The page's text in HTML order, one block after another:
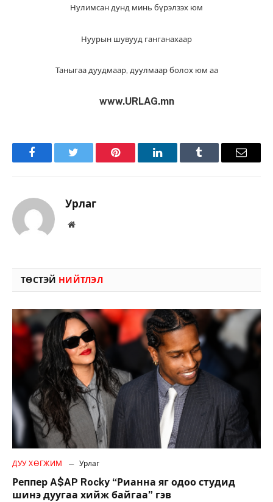
Нулимсан дунд минь бүрэлзэх юм
Нуурын шувууд ганганахаар
Таныгаа дуудмаар, дуулмаар болох юм аа
www.URLAG.mn
FacebookTwitter Pinterest LinkedInTumblr Имэйл
Урлаг
Вэбсайт
ТӨСТЭЙ НИЙТЛЭЛ
ДУУ ХӨГЖИМ Урлаг
Реппер A$AP Rocky “Рианна яг одоо студид
шинэ дуугаа хийж байгаа” гэв